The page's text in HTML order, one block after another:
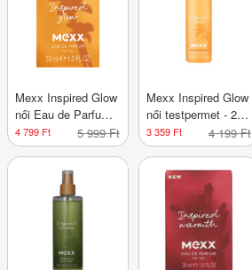
Mexx Inspired Glow
női Eau de Parfum -
30 ml
4 799 Ft 5 999 Ft
Mexx Inspired Glow
női testpermet - 250
ml
3 359 Ft 4 199 Ft